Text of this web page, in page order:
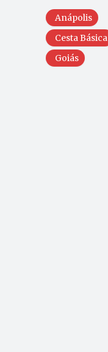
Anápolis
Cesta Básica
Goiás